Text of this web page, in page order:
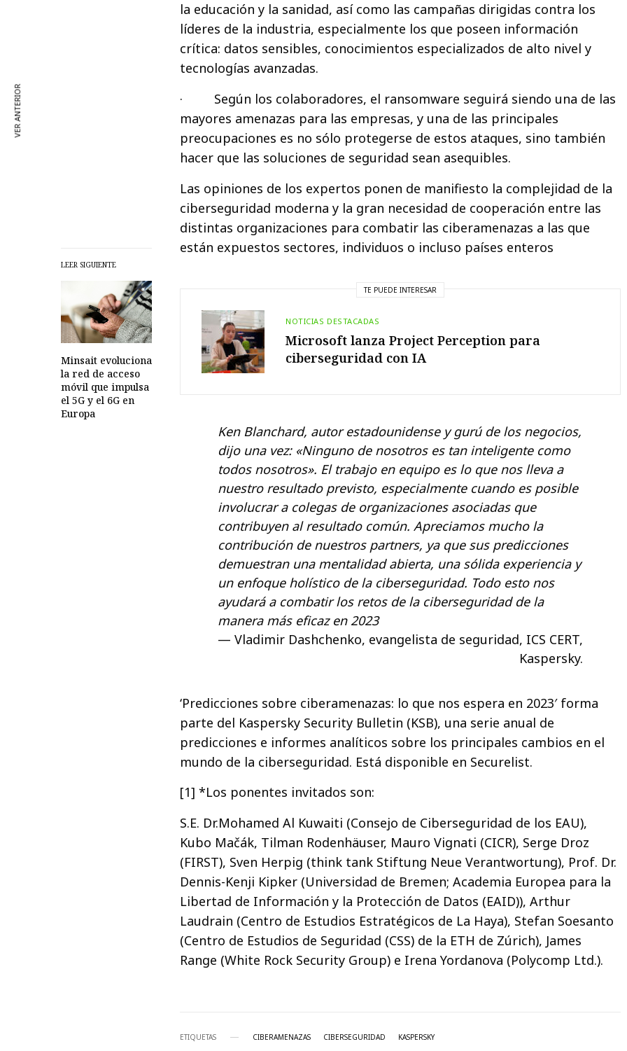
LEER SIGUIENTE
Minsait evoluciona
la red de acceso
móvil que impulsa
el 5G y el 6G en
Europa
la educación y la sanidad, así como las campañas dirigidas contra los
líderes de la industria, especialmente los que poseen información
crítica: datos sensibles, conocimientos especializados de alto nivel y
tecnologías avanzadas.
· Según los colaboradores, el ransomware seguirá siendo una de las
mayores amenazas para las empresas, y una de las principales
preocupaciones es no sólo protegerse de estos ataques, sino también
hacer que las soluciones de seguridad sean asequibles.
Las opiniones de los expertos ponen de manifiesto la complejidad de la
ciberseguridad moderna y la gran necesidad de cooperación entre las
distintas organizaciones para combatir las ciberamenazas a las que
están expuestos sectores, individuos o incluso países enteros
TE PUEDE INTERESAR
NOTICIAS DESTACADAS
Microsoft lanza Project Perception para
ciberseguridad con IA
Ken Blanchard, autor estadounidense y gurú de los negocios,
dijo una vez: «Ninguno de nosotros es tan inteligente como
todos nosotros». El trabajo en equipo es lo que nos lleva a
nuestro resultado previsto, especialmente cuando es posible
involucrar a colegas de organizaciones asociadas que
contribuyen al resultado común. Apreciamos mucho la
contribución de nuestros partners, ya que sus predicciones
demuestran una mentalidad abierta, una sólida experiencia y
un enfoque holístico de la ciberseguridad. Todo esto nos
ayudará a combatir los retos de la ciberseguridad de la
manera más eficaz en 2023
Vladimir Dashchenko, evangelista de seguridad, ICS CERT,
Kaspersky.
‘Predicciones sobre ciberamenazas: lo que nos espera en 2023′ forma
parte del Kaspersky Security Bulletin (KSB), una serie anual de
predicciones e informes analíticos sobre los principales cambios en el
mundo de la ciberseguridad. Está disponible en Securelist.
[1] *Los ponentes invitados son:
S.E. Dr.Mohamed Al Kuwaiti (Consejo de Ciberseguridad de los EAU),
Kubo Mačák, Tilman Rodenhäuser, Mauro Vignati (CICR), Serge Droz
(FIRST), Sven Herpig (think tank Stiftung Neue Verantwortung), Prof. Dr.
Dennis-Kenji Kipker (Universidad de Bremen; Academia Europea para la
Libertad de Información y la Protección de Datos (EAID)), Arthur
Laudrain (Centro de Estudios Estratégicos de La Haya), Stefan Soesanto
(Centro de Estudios de Seguridad (CSS) de la ETH de Zúrich), James
Range (White Rock Security Group) e Irena Yordanova (Polycomp Ltd.).
ETIQUETAS CIBERAMENAZAS CIBERSEGURIDAD KASPERSKY
VER ANTERIOR